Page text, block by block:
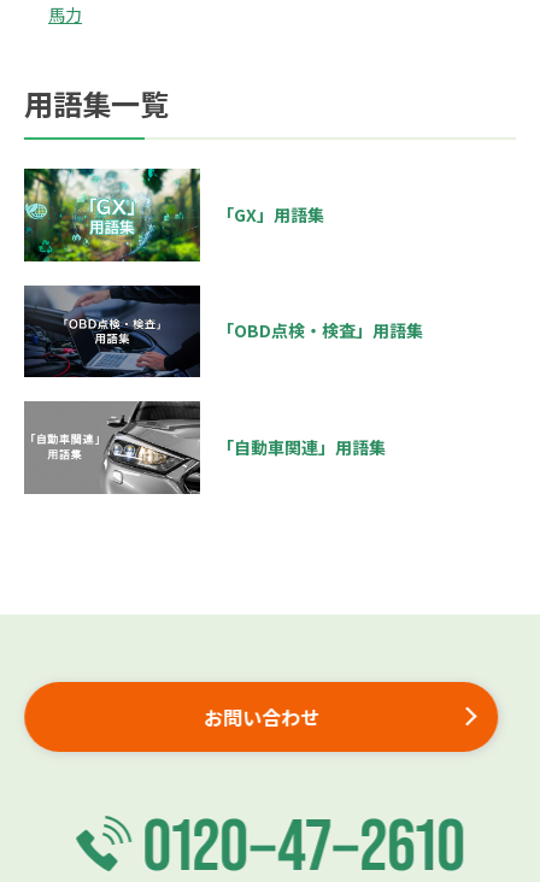
馬力
用語集一覧
「GX」用語集
「OBD点検・検査」用語集
「自動車関連」用語集
お問い合わせ